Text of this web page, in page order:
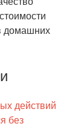
домашних
действий
без